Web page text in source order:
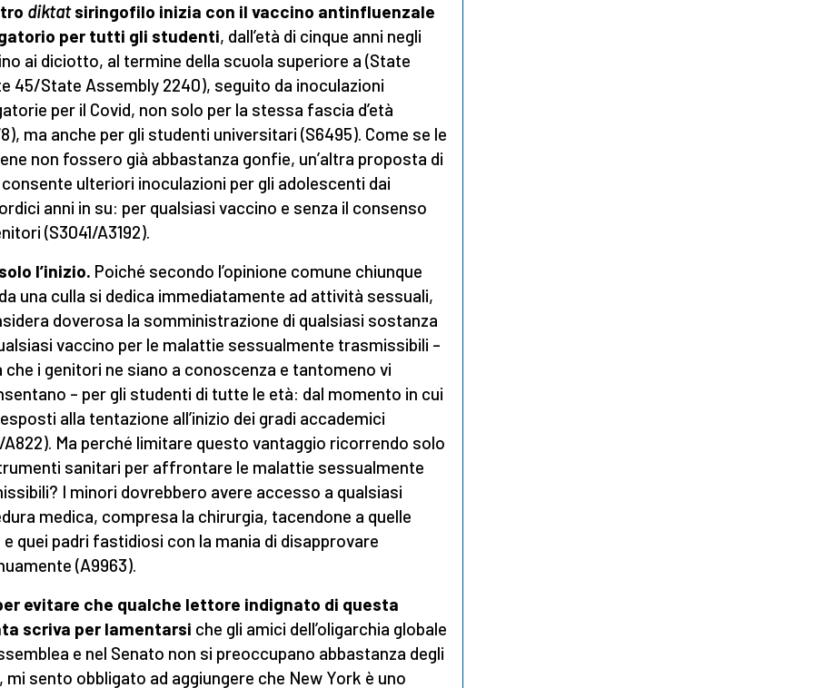
diktatsiringofilo inizia con il vaccino antinfluenzale
per tutti gli studenti, dall’età di cinque anni negli
ai diciotto, al termine della scuola superiore a (State
45/State Assembly 2240), seguito da inoculazioni
per il Covid, non solo per la stessa fascia d’età
ma anche per gli studenti universitari (S6495). Come se le
non fossero già abbastanza gonfie, un’altra proposta di
ulteriori inoculazioni per gli adolescenti dai
anni in su: per qualsiasi vaccino e senza il consenso
(S3041/A3192).
l’inizio. Poiché secondo l’opinione comune chiunque
una culla si dedica immediatamente ad attività sessuali,
doverosa la somministrazione di qualsiasi sostanza
vaccino per le malattie sessualmente trasmissibili –
che i genitori ne siano a conoscenza e tantomeno vi
– per gli studenti di tutte le età: dal momento in cui
alla tentazione all’inizio dei gradi accademici
A822). Ma perché limitare questo vantaggio ricorrendo solo
sanitari per affrontare le malattie sessualmente
I minori dovrebbero avere accesso a qualsiasi
medica, compresa la chirurgia, tacendone a quelle
quei padri fastidiosi con la mania di disapprovare
(A9963).
evitare che qualche lettore indignato di questa
scriva per lamentarsi che gli amici dell’oligarchia globale
e nel Senato non si preoccupano abbastanza degli
mi sento obbligato ad aggiungere che New York è uno